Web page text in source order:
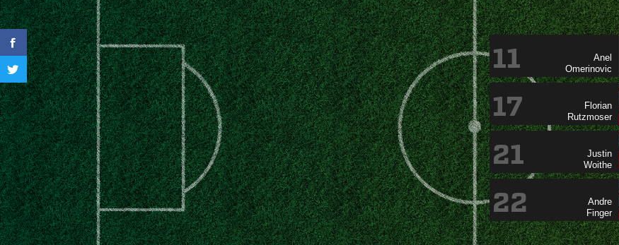


11


17


21


22